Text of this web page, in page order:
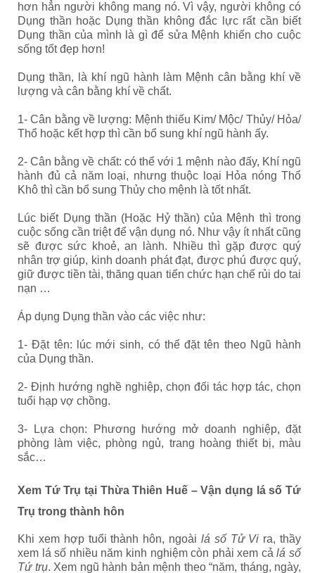
hơn hẳn người không mang nó. Vì vậy, người không có
Dụng thần hoặc Dụng thần không đắc lực rất cần biết
Dụng thần của mình là gì để sửa Mệnh khiến cho cuộc
sống tốt đẹp hơn!
Dụng thần, là khí ngũ hành làm Mệnh cân bằng khí về
lượng và cân bằng khí về chất.
1- Cân bằng về lượng: Mệnh thiếu Kim/ Mộc/ Thủy/ Hỏa/
Thổ hoặc kết hợp thì cần bổ sung khí ngũ hành ấy.
2- Cân bằng về chất: có thể với 1 mệnh nào đấy, Khí ngũ
hành đủ cả năm loại, nhưng thuộc loại Hỏa nóng Thổ
Khô thì cần bổ sung Thủy cho mệnh là tốt nhất.
Lúc biết Dụng thần (Hoặc Hỷ thần) của Mệnh thì trong
cuộc sống cần triệt để vận dụng nó. Như vậy ít nhất cũng
sẽ được sức khoẻ, an lành. Nhiều thì gặp được quý
nhân trợ giúp, kinh doanh phát đạt, được phú được quý,
giữ được tiền tài, thăng quan tiến chức hạn chế rủi do tai
nạn …
Áp dụng Dụng thần vào các việc như:
1- Đặt tên: lúc mới sinh, có thể đặt tên theo Ngũ hành
của Dụng thần.
2- Định hướng nghề nghiệp, chọn đối tác hợp tác, chọn
tuổi hạp vợ chồng.
3- Lựa chọn: Phương hướng mở doanh nghiệp, đặt
phòng làm việc, phòng ngủ, trang hoàng thiết bị, màu
sắc…
Xem Tứ Trụ tại Thừa Thiên Huế – Vận dụng lá số Tứ
Trụ trong thành hôn
Khi xem hợp tuổi thành hôn, ngoài lá số Tử Vi ra, thầy
xem lá số nhiều năm kinh nghiệm còn phải xem cảlá số
Tứ trụ. Xem ngũ hành bản mệnh theo “năm, tháng, ngày,